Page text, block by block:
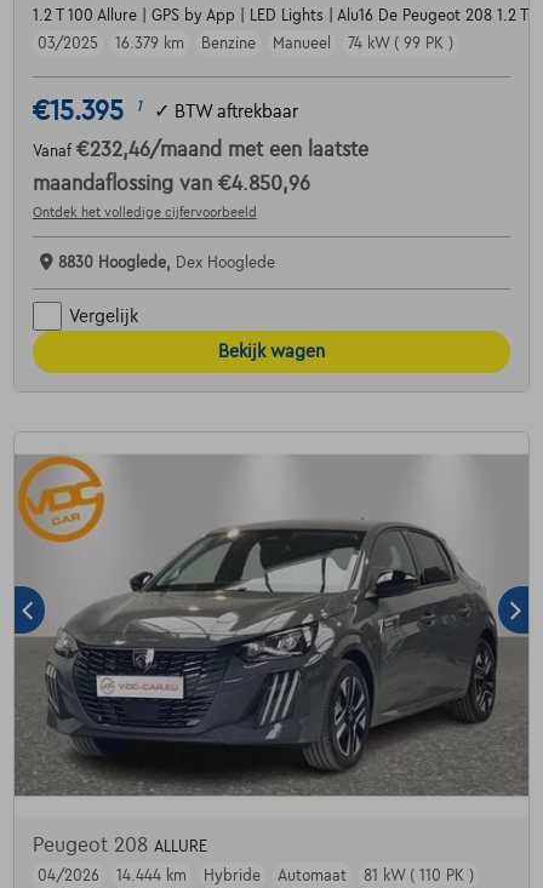
1.2 T 100 Allure | GPS by App | LED Lights | Alu16 De Peugeot 208 1.2
03/2025
16.379 km Benzine Manueel 74 kW ( 99 PK )
€15.395 1 ✓ BTW aftrekbaar
Vanaf €232,46/maand met een laatste
maandaflossing van €4.850,96
Ontdek het volledige cijfervoorbeeld
8830 Hooglede, Dex Hooglede
Vergelijk
Bekijk wagen
Peugeot 208 ALLURE
04/2026
14.444 km Hybride Automaat 81 kW ( 110 PK )